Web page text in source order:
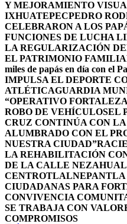
Y MEJORAMIENTO
IXHUATEPECPEDRO
CELEBRARON A LOS
FUNCIONES DE LUCHA
LA REGULARIZACIÓN
EL PATRIMONIO
miles de papás en día con el
IMPULSA EL DEPORTE
ATLÉTICAGUARDIA
“OPERATIVO
ROBO DE VEHÍCULOSEL
CRUZ CONTINÚA CON
ALUMBRADO CON EL
NUESTRA CIUDAD”
LA REHABILITACIÓN
DE LA CALLE
CENTROTLALNEPANTLA
CIUDADANAS PARA
CONVIVENCIA
SE TRABAJA CON
COMPROMISOS